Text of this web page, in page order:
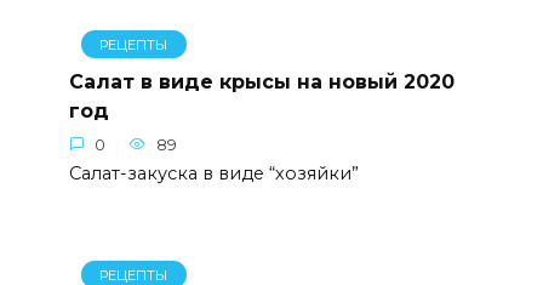
РЕЦЕПТЫ
Салат в виде крысы на новый 2020
год
0 89
Салат-закуска в виде “хозяйки”
РЕЦЕПТЫ